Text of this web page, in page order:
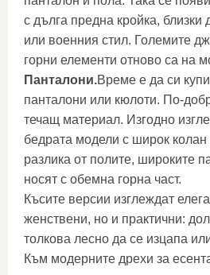
с дълга предна кройка, близки
или военния стил. Големите
горни елементи отново са на
Панталони.Време е да си
панталони или кюлоти. По-
течащ материал. Изгодно
бедрата модели с широк колан
разлика от полите, широките
носят с обемна горна част.
Късите версии изглеждат
женствени, но и практични:
толкова лесно да се изцапа
Към модерните дрехи за